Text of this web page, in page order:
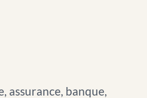
assurance, banque,